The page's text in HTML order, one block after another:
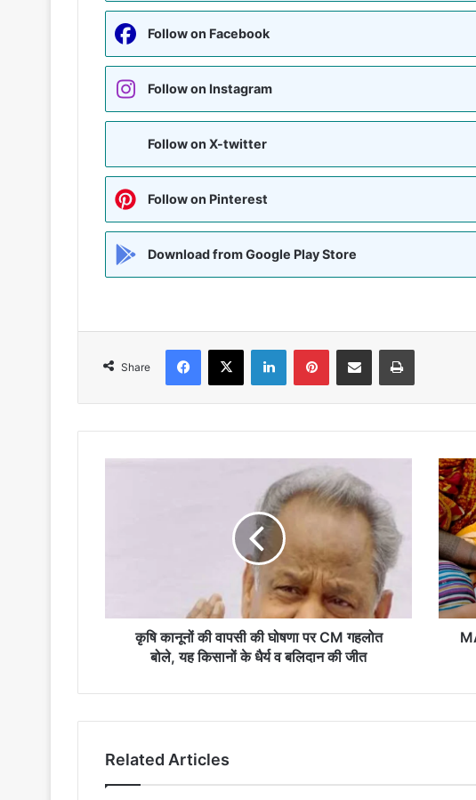
Follow on Facebook
Follow on Instagram
Follow on X-twitter
Follow on Pinterest
Download from Google Play Store
Share
Facebook
X LinkedInPinterestShare via Email Print
गहलोत
के
की
जीत
कृषि कानूनों की वापसी की घोषणा पर CM गहलोत
बोले, यह किसानों के धैर्य व बलिदान की जीत
कार्तिक
पुर्णिमा
पर
स्नान
करने
के
दौरान
डूबने
की
Related Articles